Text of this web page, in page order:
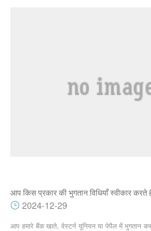
आप किस प्रकार की भुगतान विधियाँ स्वीकार करते
2024-12-29
आप हमारे बैंक खाते, वेस्टर्न यूनियन या पेपैल में भुगतान